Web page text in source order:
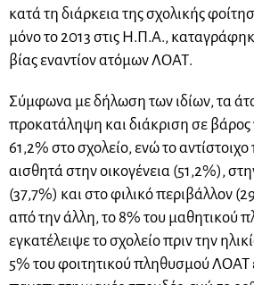
κατά τη διάρκεια της σχολικής
μόνο το 2013 στις Η.Π.Α.,
βίας εναντίον ατόμων ΛΟΑΤ.
Σύμφωνα με δήλωση των ιδίων, τα
προκατάληψη και διάκριση σε
61,2% στο σχολείο, ενώ το
αισθητά στην οικογένεια (51,2%),
(37,7%) και στο φιλικό περιβάλλον
από την άλλη, το 8% του μαθητικού
εγκατέλειψε το σχολείο πριν την
5% του φοιτητικού πληθυσμού ΛΟΑΤ